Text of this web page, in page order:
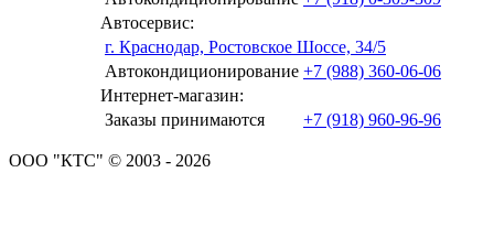
Автосервис:
г. Краснодар, Ростовское Шоссе, 34/5
Автокондиционирование +7 (988) 360-06-06
Интернет-магазин:
Заказы принимаются
+7 (918) 960-96-96
ООО "КТС" © 2003 - 2026